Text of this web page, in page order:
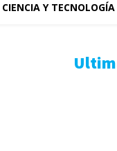
CIENCIA Y TECNOLOGÍA